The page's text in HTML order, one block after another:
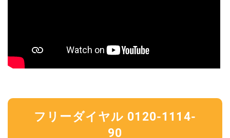
フリーダイヤル 0120-1114-
90